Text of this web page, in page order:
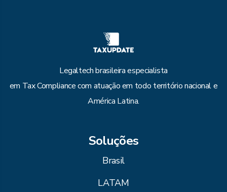
Legaltech brasileira especialista
em Tax Compliance com atuação em todo território nacional e
América Latina.
Soluções
Brasil
LATAM